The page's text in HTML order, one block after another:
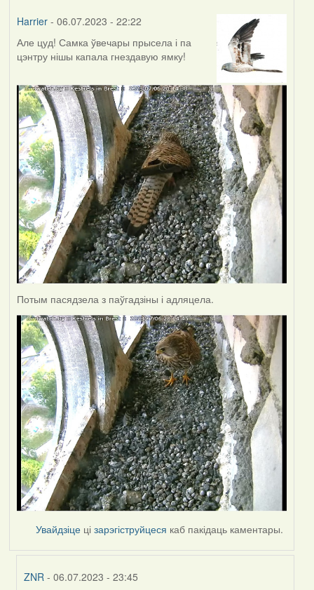
Harrier- 06.07.2023 - 22:22
Але цуд! Самка ўвечары прысела і па
цэнтру нішы капала гнездавую ямку!
Потым пасядзела з паўгадзіны і адляцела.
Увайдзіце цізарэгіструйцеся каб пакідаць каментары.
ZNR - 06.07.2023 - 23:45